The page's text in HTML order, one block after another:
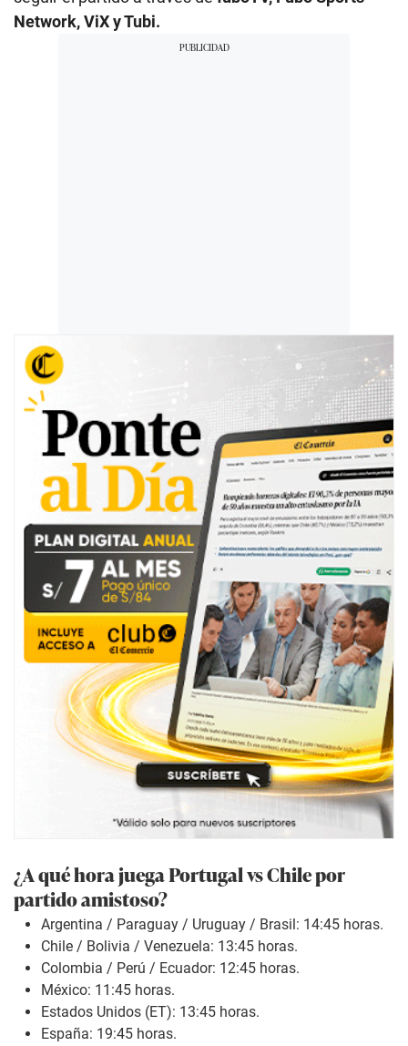
Network, ViX y Tubi.
¿A qué hora juega Portugal vs Chile por
partido amistoso?
Argentina / Paraguay / Uruguay / Brasil: 14:45 horas.
Chile / Bolivia / Venezuela: 13:45 horas.
Colombia / Perú / Ecuador: 12:45 horas.
México: 11:45 horas.
Estados Unidos (ET): 13:45 horas.
España: 19:45 horas.